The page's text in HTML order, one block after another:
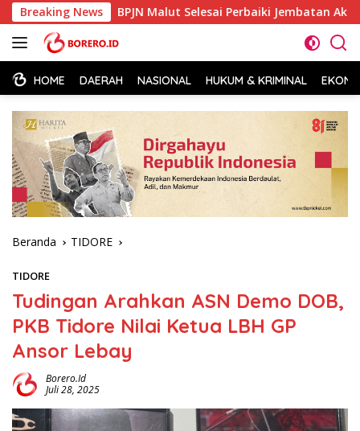
Langsung
ke
konten
Breaking News
BPJN Malut Selesai Perbaiki Jembatan Ake Oba,
HOME DAERAH NASIONAL HUKUM & KRIMINAL
Beranda TIDORE
TIDORE
Tudingan Arahkan ASN Demo DOB,
PKB Tidore Nilai Ketua LBH GP
Ansor Lebay
Borero.id
Juli 28, 2025